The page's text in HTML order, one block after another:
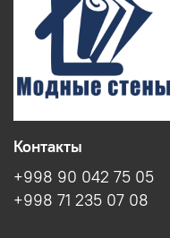
Контакты
+998 90 042 75 05
+998 71 235 07 08